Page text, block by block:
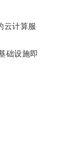
云计算服
础设施即